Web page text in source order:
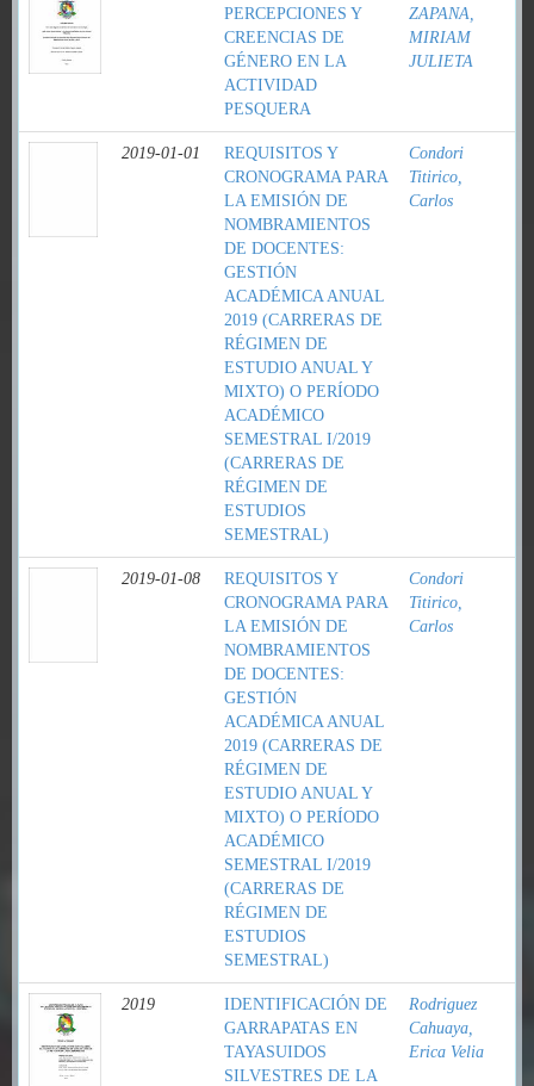
PERCEPCIONES Y
CREENCIAS DE
GÉNERO EN LA
ACTIVIDAD
PESQUERA
ZAPANA,
MIRIAM
JULIETA
2019-01-01
REQUISITOS Y
CRONOGRAMA PARA
LA EMISIÓN DE
NOMBRAMIENTOS
DE DOCENTES:
GESTIÓN
ACADÉMICA ANUAL
2019 (CARRERAS DE
RÉGIMEN DE
ESTUDIO ANUAL Y
MIXTO) O PERÍODO
ACADÉMICO
SEMESTRAL I/2019
(CARRERAS DE
RÉGIMEN DE
ESTUDIOS
SEMESTRAL)
Condori
Titirico,
Carlos
2019-01-08
REQUISITOS Y
CRONOGRAMA PARA
LA EMISIÓN DE
NOMBRAMIENTOS
DE DOCENTES:
GESTIÓN
ACADÉMICA ANUAL
2019 (CARRERAS DE
RÉGIMEN DE
ESTUDIO ANUAL Y
MIXTO) O PERÍODO
ACADÉMICO
SEMESTRAL I/2019
(CARRERAS DE
RÉGIMEN DE
ESTUDIOS
SEMESTRAL)
Condori
Titirico,
Carlos
2019
IDENTIFICACIÓN DE
GARRAPATAS EN
TAYASUIDOS
SILVESTRES DE LA
Rodriguez
Cahuaya,
Erica Velia